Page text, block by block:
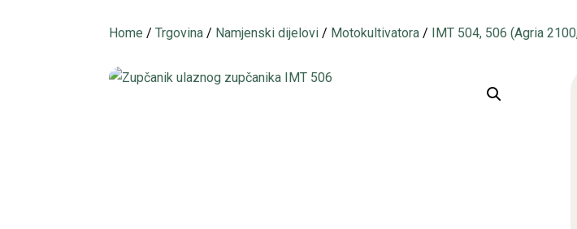
Home /Trgovina / Namjenski dijelovi / Motokultivatora / IMT 504, 506 (Agria